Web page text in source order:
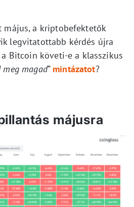
május, a kriptobefektetők
legvitatottabb kérdés újra
Bitcoin követi-e a klasszikus
meg magad” mintázatot?
májusra